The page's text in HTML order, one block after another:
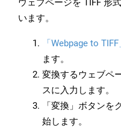
ウェブページを TIFF 形
います。
「Webpage to TIFF
ます。
変換するウェブペ
スに入力します。
「変換」ボタン
始します。